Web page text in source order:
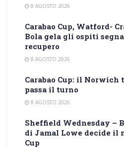
8 AGOSTO 2026
Carabao Cup, Watford-
Bola gela gli ospiti
recupero
8 AGOSTO 2026
Carabao Cup: il Norwich
passa il turno
8 AGOSTO 2026
Sheffield Wednesday –
di Jamal Lowe decide il
Cup